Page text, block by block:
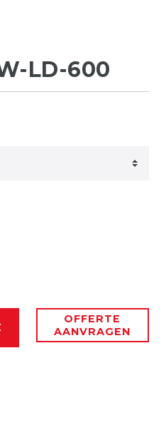
LD-600
OFFERTE
AANVRAGEN